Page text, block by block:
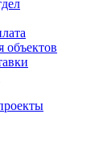
объектов